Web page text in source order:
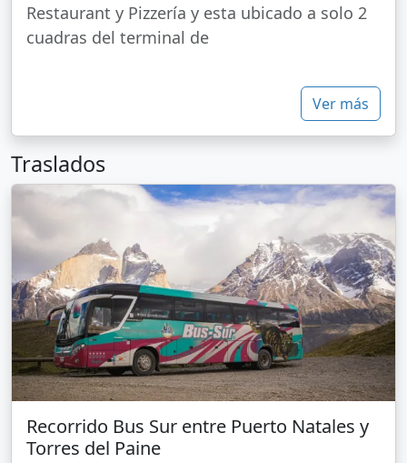
Restaurant y Pizzería y esta ubicado a solo 2
cuadras del terminal de
Ver más
Traslados
Recorrido Bus Sur entre Puerto Natales y
Torres del Paine